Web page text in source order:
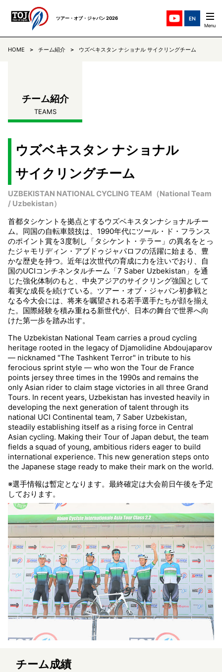
ツアー・オブ・ジャパン 2026
ステージ紹介 STAGES
ニュース
リザルト
コミュニケ COMMUNIQUE
TOJについて
観戦について GUIDE
過去の大会 HISTORY
オンラインショップ ONLINE SHOP
Instagram Instagram
X X（旧twitter）
Facebook Facebook
HOME チーム紹介 ウズベキスタン ナショナル サイクリングチーム
チーム紹介
TEAMS
ウズベキスタン ナショナル
サイクリングチーム
UZBEKISTAN NATIONAL CYCLING TEAM（National Team
/ Uzbekistan）
首都タシケントを拠点とするウズベキスタンナショナルチー
ム。同国の自転車競技は、1990年代にツール・ド・フランス
のポイント賞を3度制し「タシケント・テラー」の異名をとっ
たジャモリディン・アブドゥジャパロフの活躍に始まる、豊
かな歴史を持つ。近年は次世代の育成に力を注いでおり、自
国のUCIコンチネンタルチーム「7 Saber Uzbekistan」を通
じた強化体制のもと、中央アジアのサイクリング強国として
着実な成長を続けている。ツアー・オブ・ジャパン初参戦と
なる今大会には、将来を嘱望される若手選手たちが顔を揃え
た。国際経験を積み重ねる新世代が、日本の舞台で世界へ向
けた第一歩を踏み出す。
The Uzbekistan National Team carries a proud cycling
heritage rooted in the legacy of Djamolidine Abdoujaparov
— nicknamed "The Tashkent Terror" in tribute to his
ferocious sprint style — who won the Tour de France
points jersey three times in the 1990s and remains the
only Asian rider to claim stage victories in all three Grand
Tours. In recent years, Uzbekistan has invested heavily in
developing the next generation of talent through its
national UCI Continental team, 7 Saber Uzbekistan,
steadily establishing itself as a rising force in Central
Asian cycling. Making their Tour of Japan debut, the team
fields a squad of young, ambitious riders eager to build
international experience. This new generation steps onto
the Japanese stage ready to make their mark on the world.
※選手情報は暫定となります。最終確定は大会前日午後を予定
しております。
チーム成績